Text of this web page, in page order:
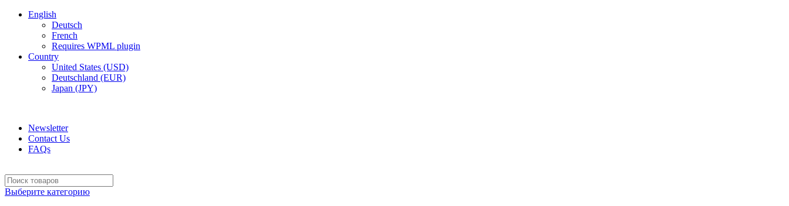
English
Deutsch
French
Requires WPML plugin
Country
United States (USD)
Deutschland (EUR)
Japan (JPY)
Newsletter
Contact Us
FAQs
Выберите категорию